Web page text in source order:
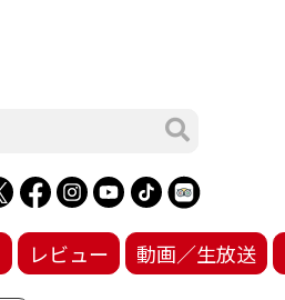
レビュー 動画／生放送